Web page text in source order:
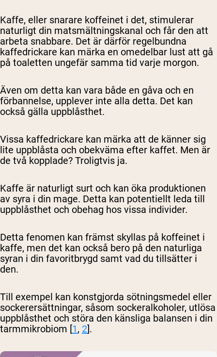
Kaffe, eller snarare koffeinet i det, stimulerar
naturligt din matsmältningskanal och får den att
arbeta snabbare. Det är därför regelbundna
kaffedrickare kan märka en omedelbar lust att gå
på toaletten ungefär samma tid varje morgon.
Även om detta kan vara både en gåva och en
förbannelse, upplever inte alla detta. Det kan
också gälla uppblåsthet.
Vissa kaffedrickare kan märka att de känner sig
lite uppblåsta och obekväma efter kaffet. Men är
de två kopplade? Troligtvis ja.
Kaffe är naturligt surt och kan öka produktionen
av syra i din mage. Detta kan potentiellt leda till
uppblåsthet och obehag hos vissa individer.
Detta fenomen kan främst skyllas på koffeinet i
kaffe, men det kan också bero på den naturliga
syran i din favoritbrygd samt vad du tillsätter i
den.
Till exempel kan konstgjorda sötningsmedel eller
sockerersättningar, såsom sockeralkoholer, utlösa
uppblåsthet och störa den känsliga balansen i din
tarmmikrobiom [1, 2].